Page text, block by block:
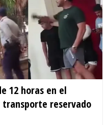
12 horas en el
reservado